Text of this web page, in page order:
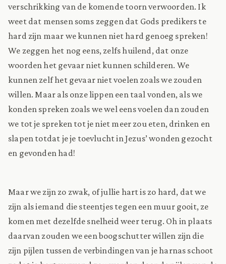
verschrikking van de komende toorn verwoorden. Ik
weet dat mensen soms zeggen dat Gods predikers te
hard zijn maar we kunnen niet hard genoeg spreken!
We zeggen het nog eens, zelfs huilend, dat onze
woorden het gevaar niet kunnen schilderen. We
kunnen zelf het gevaar niet voelen zoals we zouden
willen. Maar als onze lippen een taal vonden, als we
konden spreken zoals we wel eens voelen dan zouden
we tot je spreken tot je niet meer zou eten, drinken en
slapen totdat je je toevlucht in Jezus’ wonden gezocht
en gevonden had!
Maar we zijn zo zwak, of jullie hart is zo hard, dat we
zijn als iemand die steentjes tegen een muur gooit, ze
komen met dezelfde snelheid weer terug. Oh in plaats
daarvan zouden we een boogschutter willen zijn die
zijn pijlen tussen de verbindingen van je harnas schoot